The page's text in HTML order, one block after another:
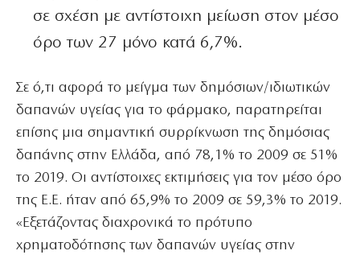
σε σχέση με αντίστοιχη μείωση στον μέσο
όρο των 27 μόνο κατά 6,7%.
Σε ό,τι αφορά το μείγμα των δημόσιων/ιδιωτικών
δαπανών υγείας για το φάρμακο, παρατηρείται
επίσης μια σημαντική συρρίκνωση της δημόσιας
δαπάνης στην Ελλάδα, από 78,1% το 2009 σε 51%
το 2019. Οι αντίστοιχες εκτιμήσεις για τον μέσο όρο
της Ε.Ε. ήταν από 65,9% το 2009 σε 59,3% το 2019.
«Εξετάζοντας διαχρονικά το πρότυπο
χρηματοδότησης των δαπανών υγείας στην